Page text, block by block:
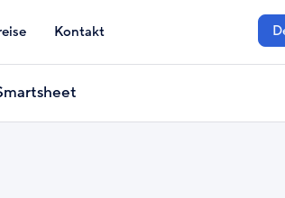
Kontakt